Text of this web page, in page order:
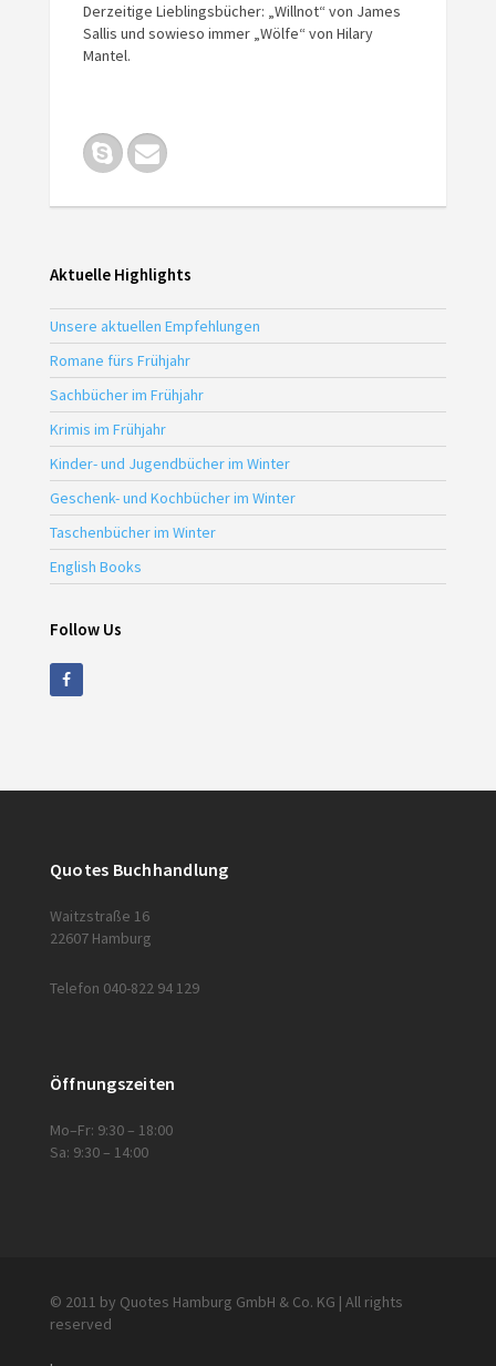
Derzeitige Lieblingsbücher: „Willnot“ von James
Sallis und sowieso immer „Wölfe“ von Hilary
Mantel.
Aktuelle Highlights
Unsere aktuellen Empfehlungen
Romane fürs Frühjahr
Sachbücher im Frühjahr
Krimis im Frühjahr
Kinder- und Jugendbücher im Winter
Geschenk- und Kochbücher im Winter
Taschenbücher im Winter
English Books
Follow Us
Quotes Buchhandlung
Waitzstraße 16
22607 Hamburg
Telefon 040-822 94 129
Öffnungszeiten
Mo–Fr: 9:30 – 18:00
Sa: 9:30 – 14:00
© 2011 by Quotes Hamburg GmbH & Co. KG | All rights
reserved